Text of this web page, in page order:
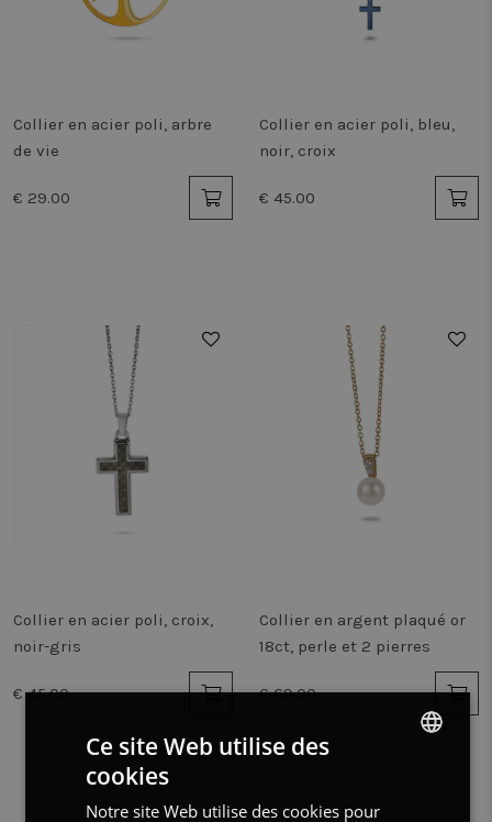
Collier en acier poli, arbre
de vie
€ 29.00
Collier en acier poli, bleu,
noir, croix
€ 45.00
Collier en acier poli, croix,
noir-gris
€ 45.00
Collier en argent plaqué or
18ct, perle et 2 pierres
€ 69.00
FRENCH
Ce site Web utilise des
cookies
Notre site Web utilise des cookies pour